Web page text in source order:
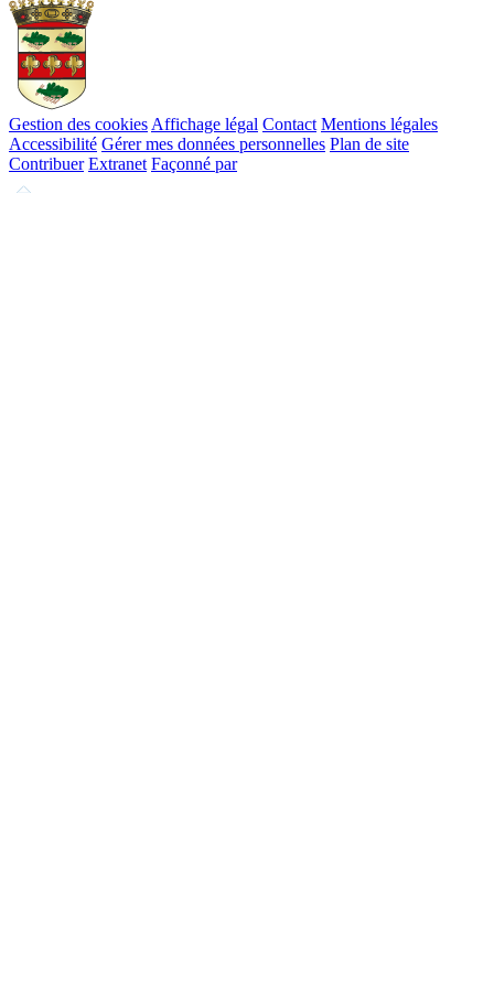
Gestion des cookies Affichage légal Contact Mentions légales
Accessibilité Gérer mes données personnelles Plan de site
Contribuer Extranet Façonné par